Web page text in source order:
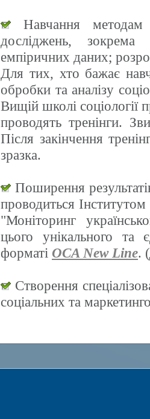
Навчання методам
досліджень, зокрема
емпіричних даних;
Для тих, хто бажає
обробки та аналізу
Вищій школі соціології
проводять тренінги.
Після закінчення
зразка.
Поширення
проводиться Інститутом
"Моніторинг
цього унікального та
форматі OCA New Line. (
Створення
соціальних та